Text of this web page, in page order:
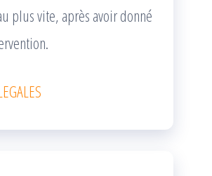
plus vite, après avoir donné